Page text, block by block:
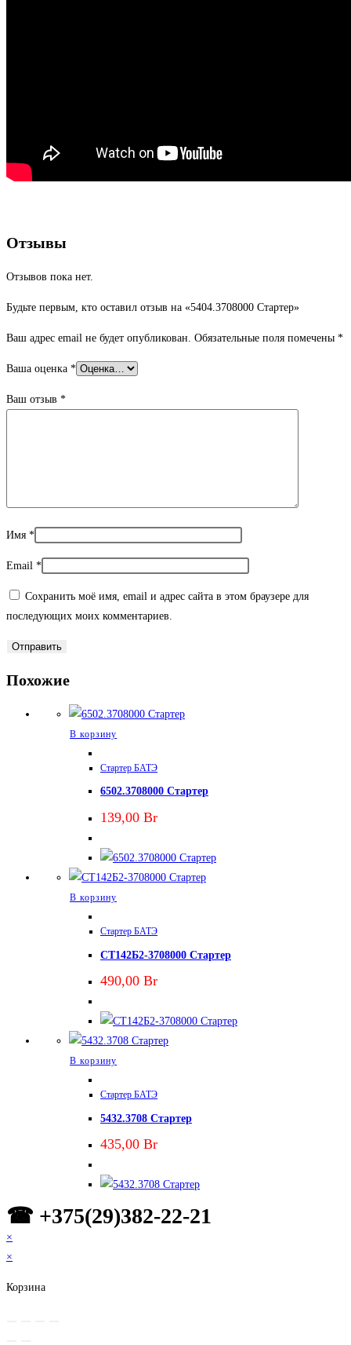
Отзывы
Отзывов пока нет.
Будьте первым, кто оставил отзыв на «5404.3708000 Стартер»
Ваш адрес email не будет опубликован. Обязательные поля помечены *
Ваша оценка *
Ваш отзыв *
Имя *
Email *
Сохранить моё имя, email и адрес сайта в этом браузере для
последующих моих комментариев.
Похожие
В корзину
Стартер БАТЭ
6502.3708000 Стартер
139,00 Br
В корзину
Стартер БАТЭ
СТ142Б2-3708000 Стартер
490,00 Br
В корзину
Стартер БАТЭ
5432.3708 Стартер
435,00 Br
☎ +375(29)382-22-21
×
×
Корзина